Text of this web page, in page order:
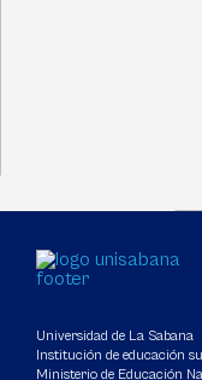
Universidad de La Sabana
Institución de educación
Ministerio de Educación